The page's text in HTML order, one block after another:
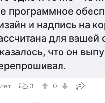
программное
и надпись на
для
что он
3 0